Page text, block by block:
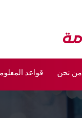
من نحن قواعد